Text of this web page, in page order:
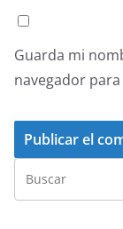
Guarda mi
navegador